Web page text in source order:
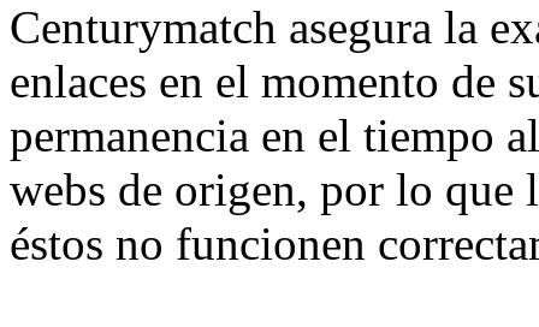
Centurymatch asegura la
enlaces en el momento de
permanencia en el tiempo
webs de origen, por lo que
éstos no funcionen